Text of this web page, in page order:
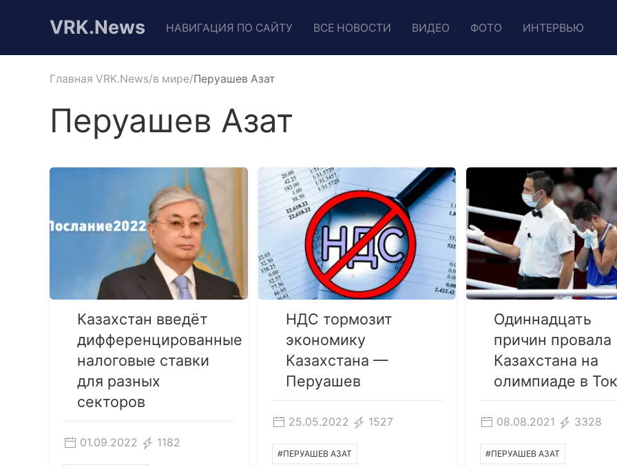
VRK.News НАВИГАЦИЯ ПО САЙТУ ВСЕ НОВОСТИ ВИДЕО ФОТО ИНТЕРВЬЮ
Главная VRK.News в мире Перуашев Азат
Перуашев Азат
Казахстан введёт
дифференцированные
налоговые ставки
для разных
секторов
01.09.2022 1182
НДС тормозит
экономику
Казахстана —
Перуашев
25.05.2022 1527
#ПЕРУАШЕВ АЗАТ
Одиннадцать
причин провала
Казахстана на
олимпиаде в
08.08.2021 3328
#ПЕРУАШЕВ АЗАТ